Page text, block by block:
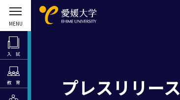
入 試
教 育 プレスリリース